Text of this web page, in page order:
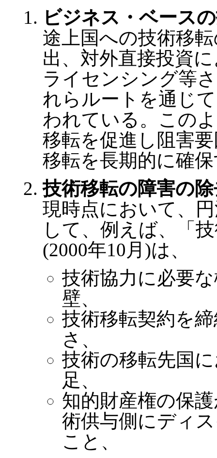
ビジネス・ベース
途上国への技術移
出、対外直接投資
ライセンシング等
れらルートを通じ
われている。この
移転を促進し阻害
移転を長期的に確
技術移転の障害の
現時点において、
して、例えば、「
(2000年10月)は、
技術協力に必要
壁、
技術移転契約を
さ、
技術の移転先国
足、
知的財産権の保
術供与側にディ
こと、